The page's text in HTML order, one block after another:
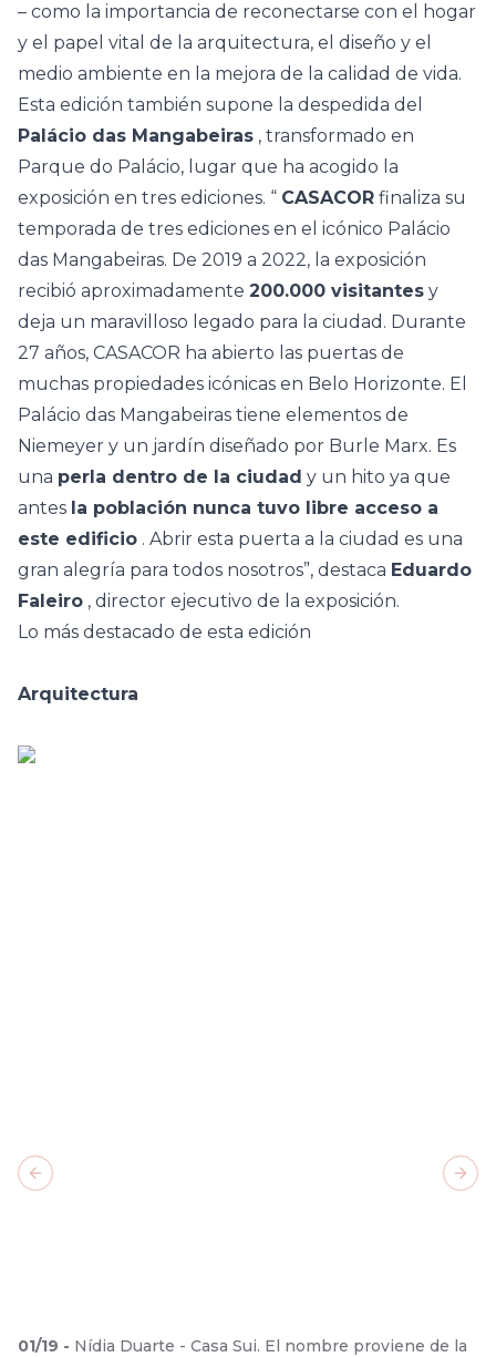
– como la importancia de reconectarse con el hogar
y el papel vital de la arquitectura, el diseño y el
medio ambiente en la mejora de la calidad de vida.
Esta edición también supone la despedida del
Palácio das Mangabeiras , transformado en
Parque do Palácio, lugar que ha acogido la
exposición en tres ediciones. “ CASACOR finaliza su
temporada de tres ediciones en el icónico Palácio
das Mangabeiras. De 2019 a 2022, la exposición
recibió aproximadamente 200.000 visitantes y
deja un maravilloso legado para la ciudad. Durante
27 años, CASACOR ha abierto las puertas de
muchas propiedades icónicas en Belo Horizonte. El
Palácio das Mangabeiras tiene elementos de
Niemeyer y un jardín diseñado por Burle Marx. Es
una perla dentro de la ciudad y un hito ya que
antes la población nunca tuvo libre acceso a
este edificio . Abrir esta puerta a la ciudad es una
gran alegría para todos nosotros”, destaca Eduardo
Faleiro , director ejecutivo de la exposición.
Lo más destacado de esta edición
Arquitectura
01/19 - Nídia Duarte - Casa Sui. El nombre proviene de la
Previous slide